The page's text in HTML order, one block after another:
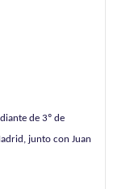
de 3º de
junto con Juan